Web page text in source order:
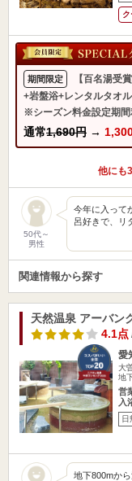
ク
期間限定
【百名湯受
+岩盤浴+レンタルタオル
※シーズン料金設定期間
通常1,690円 →
他にも
50代～
男性
今年に入って
呂好きで、リ
関連情報から探す
天然温泉 アーバン
4.1点
愛
大
地
営
入
日
地下800mか